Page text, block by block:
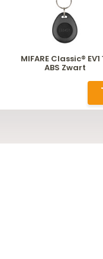
MIFARE Classic® EV1
ABS Zwart